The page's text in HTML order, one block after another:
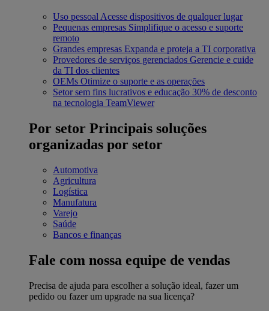
Uso pessoalAcesse dispositivos de qualquer lugar
Pequenas empresas Simplifique o acesso e suporte
remoto
Grandes empresas Expanda e proteja a TI corporativa
Provedores de serviços gerenciados Gerencie e cuide
da TI dos clientes
OEMs Otimize o suporte e as operações
Setor sem fins lucrativos e educação 30% de desconto
na tecnologia TeamViewer
Por setor Principais soluções
organizadas por setor
Automotiva
Agricultura
Logística
Manufatura
Varejo
Saúde
Bancos e finanças
Fale com nossa equipe de vendas
Precisa de ajuda para escolher a solução ideal, fazer um
pedido ou fazer um upgrade na sua licença?